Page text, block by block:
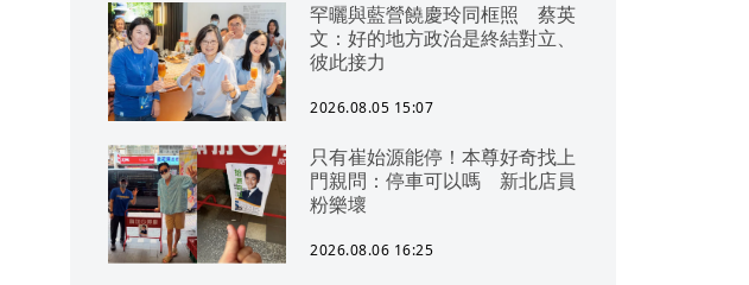
罕曬與藍營饒慶玲同框照 蔡英
文：好的地方政治是終結對立、
彼此接力
2026.08.05 15:07
只有崔始源能停！本尊好奇找上
門親問：停車可以嗎 新北店員
粉樂壞
2026.08.06 16:25